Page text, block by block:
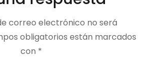
correo electrónico no será
obligatorios están marcados
con *